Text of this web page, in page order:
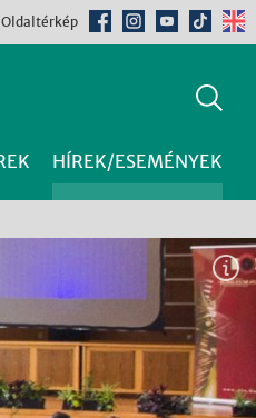
Oldaltérkép
HÍREK/ESEMÉNYEK